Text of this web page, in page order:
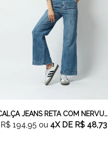
CALÇA JEANS RETA COM NERVURA
R$ 194,95 ou 4XDE R$ 48,73